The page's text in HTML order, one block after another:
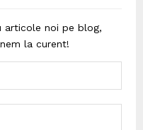
articole noi pe blog,
la curent!